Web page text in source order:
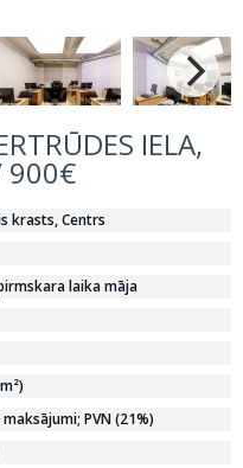
IELA,
900€
krasts, Centrs
laika māja
PVN (21%)